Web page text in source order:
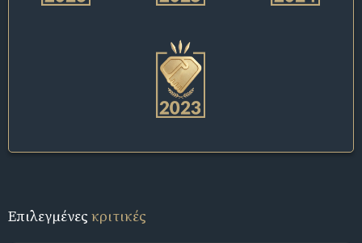
Επιλεγμένεςκριτικές